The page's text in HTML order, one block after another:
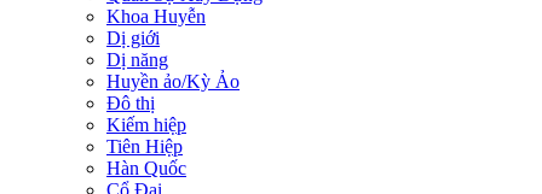
Khoa Huyễn
Dị giới
Dị năng
Huyền ảo/Kỳ Ảo
Đô thị
Kiếm hiệp
Tiên Hiệp
Hàn Quốc
Cổ Đại